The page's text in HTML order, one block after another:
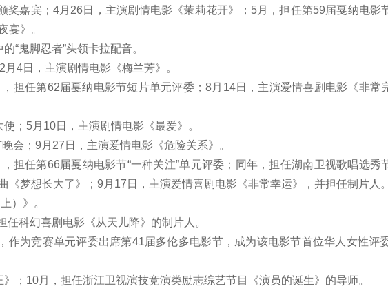
奖嘉宾；4月26日，主演剧情电影《茉莉花开》；5月，担任第59届戛纳电影
宴》。
“鬼脚忍者”头领卡拉配音。
4日，主演剧情电影《梅兰芳》。
担任第62届戛纳电影节短片单元评委；8月14日，主演爱情喜剧电影《非常
；5月10日，主演剧情电影《最爱》。
晚会；9月27日，主演爱情电影《危险关系》。
担任第66届戛纳电影节“一种关注”单元评委；同年，担任湖南卫视歌唱选秀
《梦想长大了》；9月17日，主演爱情喜剧电影《非常幸运》，并担任制片人。
）》。
任科幻喜剧电影《从天儿降》的制片人。
作为竞赛单元评委出席第41届多伦多电影节，成为该电影节首位华人女性评
；10月，担任浙江卫视演技竞演类励志综艺节目《演员的诞生》的导师。